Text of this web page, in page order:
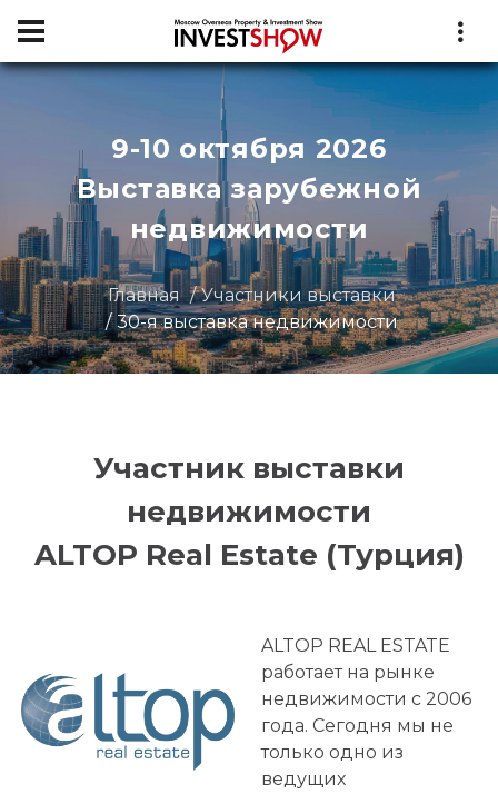
9-10 октября 2026
Выставка зарубежной
недвижимости
Главная
Участники выставки
30-я выставка недвижимости
Участник выставки
недвижимости
ALTOP Real Estate (Турция)
ALTOP REAL ESTATE
работает на рынке
недвижимости с 2006
года. Сегодня мы не
только одно из
ведущих